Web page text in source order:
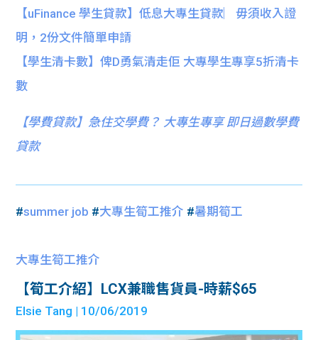
【uFinance 學生貸款】低息大專生貸款︳毋須收入證
明，2份文件簡單申請
【學生清卡數】俾D勇氣清走佢 大專學生專享5折清卡
數
【學費貸款】急住交學費？ 大專生專享 即日過數學費
貸款
#summer job #大專生筍工推介 #暑期筍工
大專生筍工推介
【筍工介紹】LCX兼職售貨員-時薪$65
Elsie Tang | 10/06/2019